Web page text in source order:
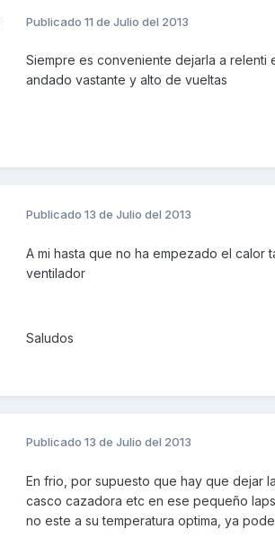
Publicado 11 de Julio del 2013
Siempre es conveniente dejarla a
andado vastante y alto de vueltas
Publicado 13 de Julio del 2013
A mi hasta que no ha empezado el calor
ventilador
Saludos
Publicado 13 de Julio del 2013
En frio, por supuesto que hay que dejar
casco cazadora etc en ese pequeño
no este a su temperatura optima, ya